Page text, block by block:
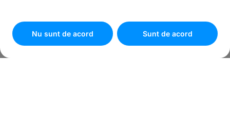
cookies"
Nu sunt de acord
Sunt de acord